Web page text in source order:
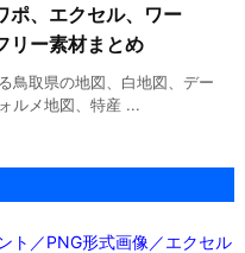
ポ、エクセル、ワー
リー素材まとめ
鳥取県の地図、白地図、デー
ルメ地図、特産 ...
ト／PNG形式画像／エクセル